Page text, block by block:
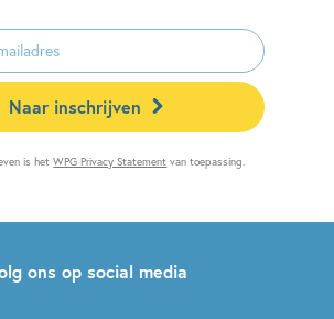
Naar inschrijven
is hetWPG Privacy Statement van toepassing.
ons op social media